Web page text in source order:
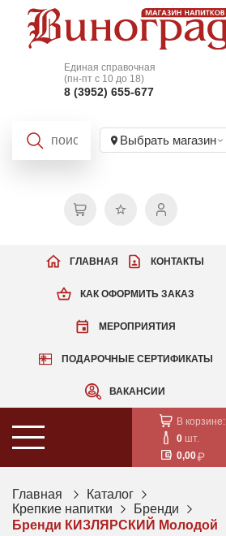
Единая справочная
(пн-пт с 10 до 18)
8 (3952) 655-677
Выбрать магазин
КАК ОФОРМИТЬ ЗАКАЗ
МЕРОПРИЯТИЯ
ПОДАРОЧНЫЕ СЕРТИФИКАТЫ
ВАКАНСИИ
ГЛАВНАЯ КОНТАКТЫ
В корзине:
0 шт.
0,00
Главная
Каталог
Крепкие напитки
Бренди
Бренди КИЗЛЯРСКИЙ Молодой